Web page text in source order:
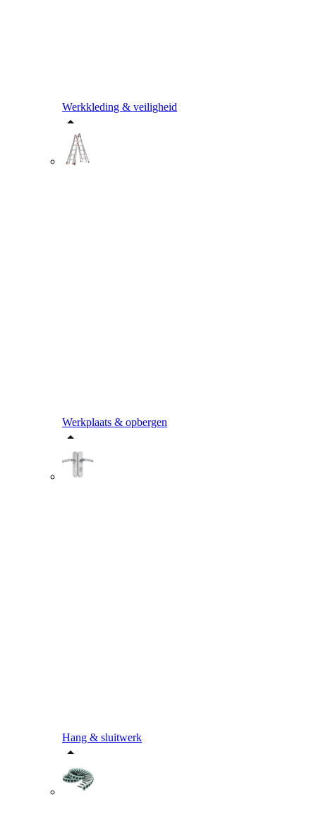
Werkkleding & veiligheid
Werkplaats & opbergen
Hang & sluitwerk